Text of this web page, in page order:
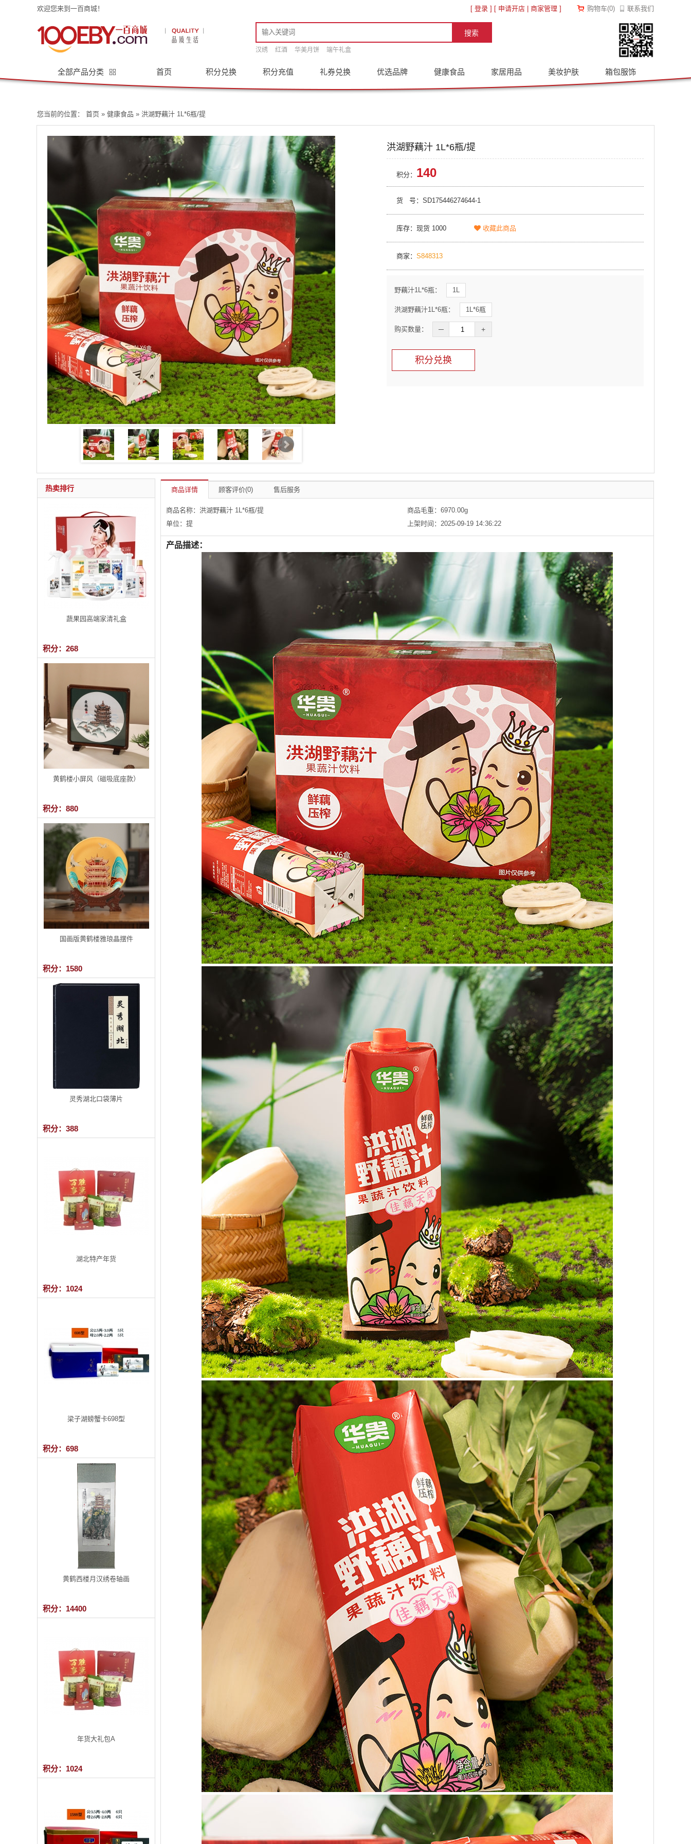
欢迎您来到一百商城！ [ 登录 ] [ 申请开店 商家管理 ] 购物车(0) 联系我们
汉绣 红酒 华美月饼 端午礼盒
全部产品分类 首页 积分兑换 积分充值 礼券兑换 优选品牌 健康食品 家居用品 美妆护肤 箱包服饰
您当前的位置： 首页 » 健康食品 » 洪湖野藕汁 1L*6瓶/提
洪湖野藕汁 1L*6瓶/提
积分： 140
货 号： SD175446274644-1
库存：现货 1000 收藏此商品
商家： S848313
野藕汁1L*6瓶： 1L
洪湖野藕汁1L*6瓶： 1L*6瓶
购买数量： ─ +
积分兑换
商品详情 顾客评价(0) 售后服务
商品名称：洪湖野藕汁 1L*6瓶/提 商品毛重： 6970.00g
单位：提
上架时间：2025-09-19 14:36:22
产品描述：
热卖排行
蔬果园高端家清礼盒
积分：268
黄鹤楼小屏风（磁吸底座款）
积分：880
国画版黄鹤楼雅琅晶摆件
积分：1580
灵秀湖北口袋薄片
积分：388
湖北特产年货
积分：1024
梁子湖螃蟹卡698型
积分：698
黄鹤西楼月汉绣卷轴画
积分：14400
年货大礼包A
积分：1024